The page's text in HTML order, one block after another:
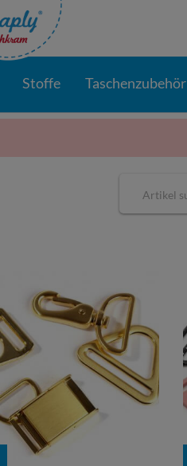
Stoffe Taschenzubehör